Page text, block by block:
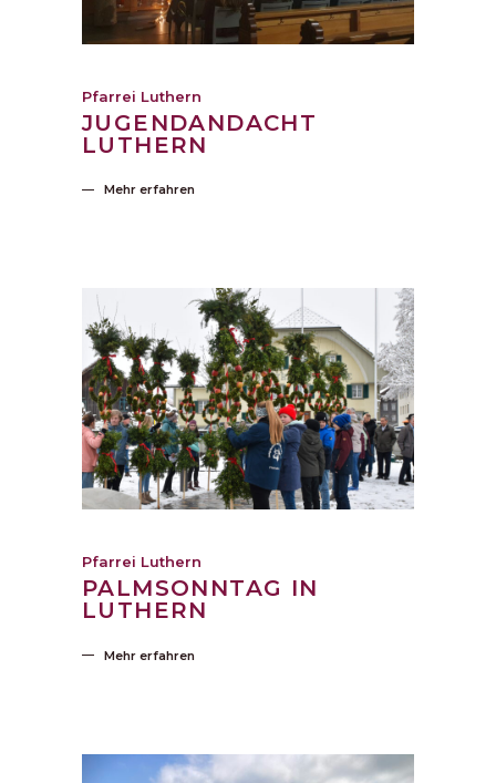
Pfarrei Luthern
JUGENDANDACHT
LUTHERN
Mehr erfahren
Pfarrei Luthern
PALMSONNTAG IN
LUTHERN
Mehr erfahren